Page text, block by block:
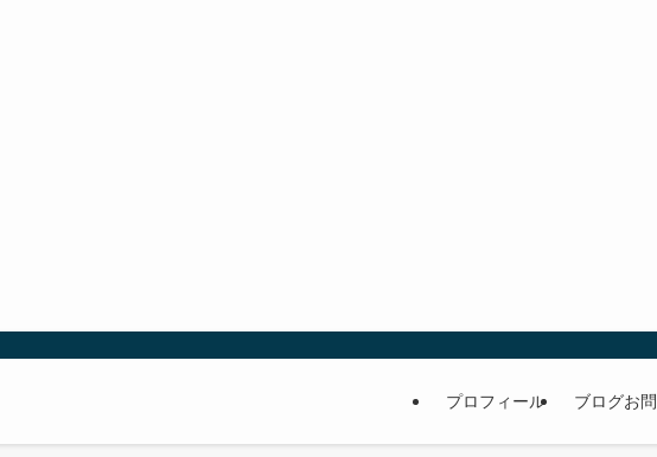
プロフィール ブログお